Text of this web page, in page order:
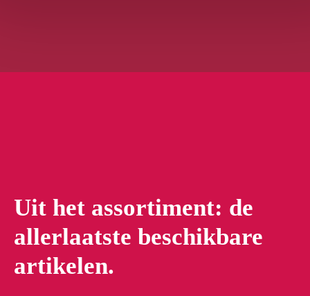
Uit het assortiment: de
allerlaatste beschikbare
artikelen.